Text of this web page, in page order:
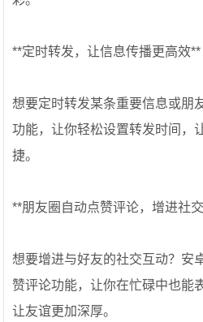
**定时转发，让信息传播更高效**
想要定时转发某条重要信息或朋
功能，让你轻松设置转发时间，
捷。
**朋友圈自动点赞评论，增进社
想要增进与好友的社交互动？安
赞评论功能，让你在忙碌中也能
让友谊更加深厚。